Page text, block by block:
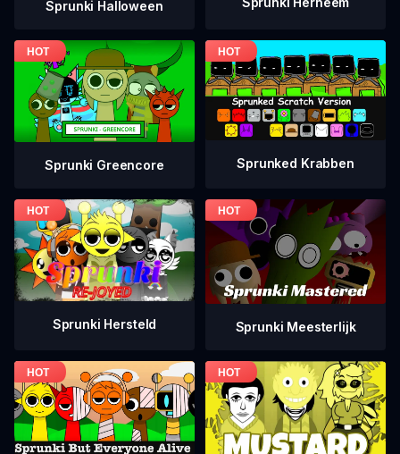
Sprunki Halloween
Sprunki Greencore Sprunked Krabben
Sprunki Hersteld Sprunki Meesterlijk